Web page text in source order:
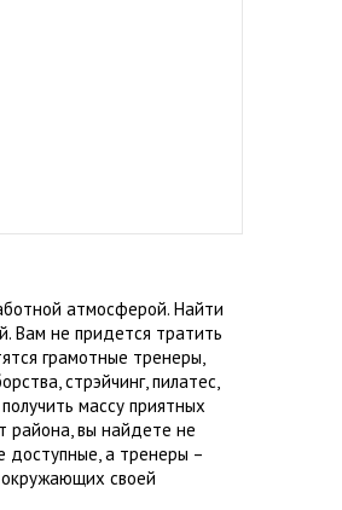
атмосферой. Найти
Вам не придется тратить
грамотные тренеры,
стрэйчинг, пилатес,
массу приятных
района, вы найдете не
доступные, а тренеры –
своей